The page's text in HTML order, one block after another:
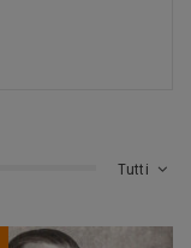
Tutti